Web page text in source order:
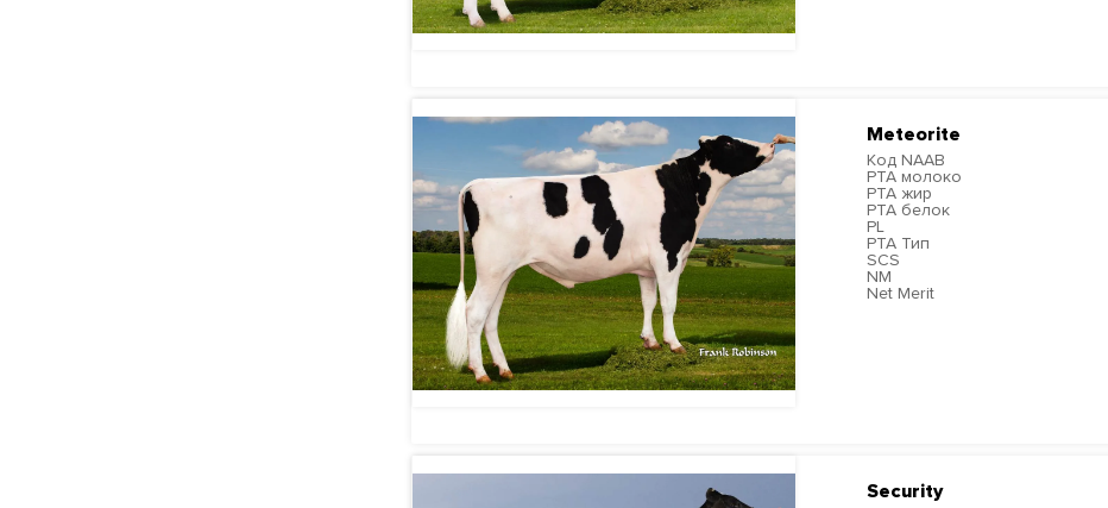
Meteorite
Код NAAB
PTA молоко
PTA жир
PTA белок
PL
PTA Тип
SCS
NM
Net Merit
Security